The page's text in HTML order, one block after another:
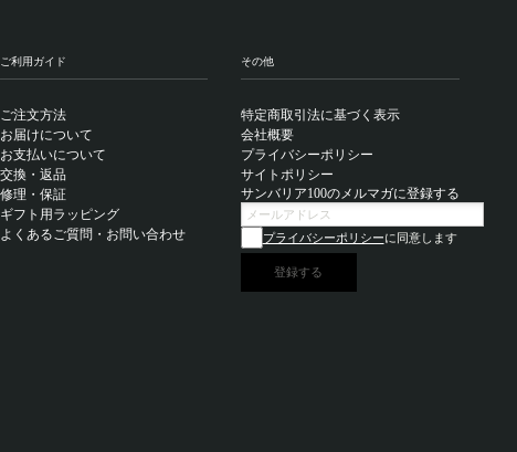
ご利用ガイド
ご注文方法
お届けについて
お支払いについて
交換・返品
修理・保証
ギフト用ラッピング
よくあるご質問・お問い合わせ
その他
特定商取引法に基づく表示
会社概要
プライバシーポリシー
サイトポリシー
サンバリア100のメルマガに登録する
プライバシーポリシーに同意します
登録する